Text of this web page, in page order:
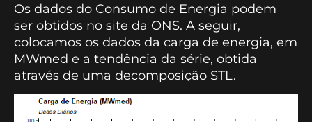
Os dados do Consumo de Energia podem
ser obtidos no site da ONS. A seguir,
colocamos os dados da carga de energia, em
MWmed e a tendência da série, obtida
através de uma decomposição STL.